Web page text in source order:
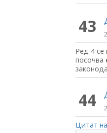
43
Ред 4 се
посочва
44
Цитат